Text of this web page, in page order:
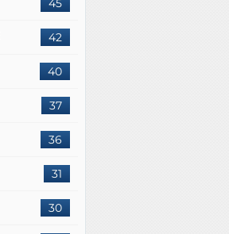
45
42
40
37
36
31
30